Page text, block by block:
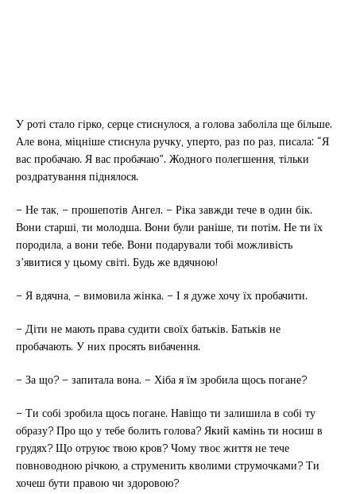
У роті стало гірко, серце стиснулося, а голова заболіла ще більше.
Але вона, міцніше стиснула ручку, уперто, раз по раз, писала: “Я
вас пробачаю. Я вас пробачаю”. Жодного полегшення, тільки
роздратування піднялося.
– Не так, – прошепотів Ангел. – Ріка завжди тече в один бік.
Вони старші, ти молодша. Вони були раніше, ти потім. Не ти їх
породила, а вони тебе. Вони подарували тобі можливість
з’явитися у цьому світі. Будь же вдячною!
– Я вдячна, – вимовила жінка. – І я дуже хочу їх пробачити.
– Діти не мають права судити своїх батьків. Батьків не
пробачають. У них просять вибачення.
– За що? – запитала вона. – Хіба я їм зробила щось погане?
– Ти собі зробила щось погане. Навіщо ти залишила в собі ту
образу? Про що у тебе болить голова? Який камінь ти носиш в
грудях? Що отруює твою кров? Чому твоє життя не тече
повноводною річкою, а струменить кволими струмочками? Ти
хочеш бути правою чи здоровою?